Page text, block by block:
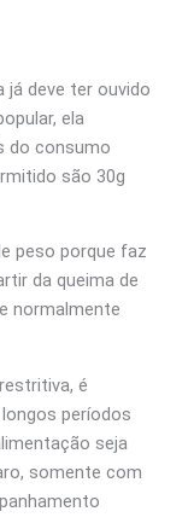
já deve ter ouvido
ela
do consumo
são 30g
peso porque faz
da queima de
normalmente
é
períodos
seja
somente com